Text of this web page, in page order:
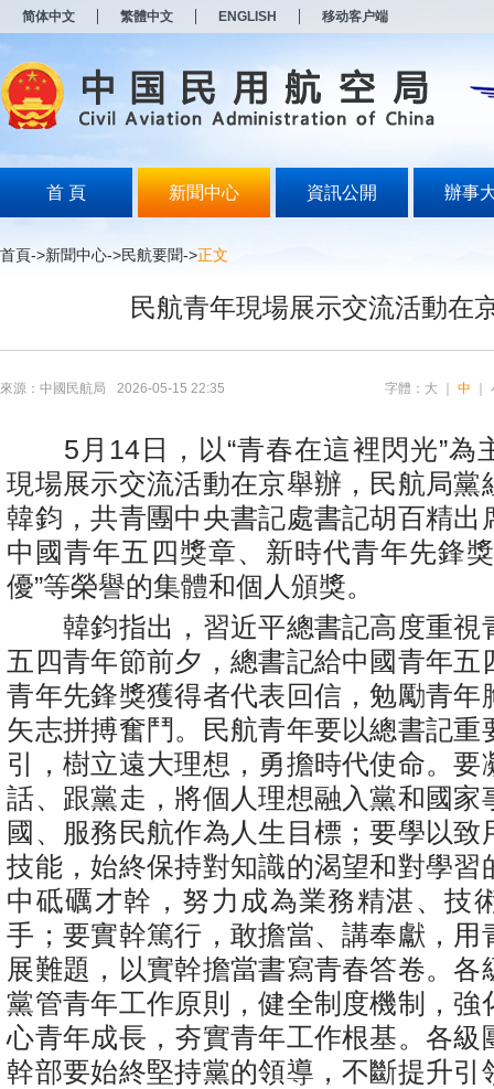
简体中文 繁體中文 ENGLISH 移动客户端
首 頁 新聞中心 資訊公開 辦事
首頁->新聞中心->民航要聞->正文
民航青年現場展示交流活動在
來源：中國民航局 2026-05-15 22:35 字體： 大 中
5月14日，以“青春在這裡閃光”為
現場展示交流活動在京舉辦，民航局黨
韓鈞，共青團中央書記處書記胡百精出
中國青年五四獎章、新時代青年先鋒
優”等榮譽的集體和個人頒獎。
韓鈞指出，習近平總書記高度重視
五四青年節前夕，總書記給中國青年五
青年先鋒獎獲得者代表回信，勉勵青年
矢志拼搏奮鬥。民航青年要以總書記重
引，樹立遠大理想，勇擔時代使命。要
話、跟黨走，將個人理想融入黨和國家
國、服務民航作為人生目標；要學以致
技能，始終保持對知識的渴望和對學習
中砥礪才幹，努力成為業務精湛、技
手；要實幹篤行，敢擔當、講奉獻，用
展難題，以實幹擔當書寫青春答卷。各
黨管青年工作原則，健全制度機制，強
心青年成長，夯實青年工作根基。各級
幹部要始終堅持黨的領導，不斷提升引
打
开
无
障
说
按
Alt
开